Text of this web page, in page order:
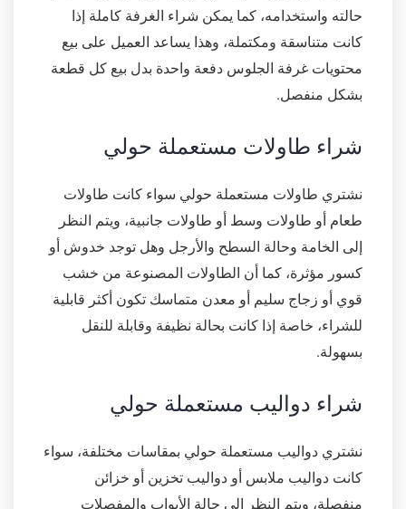
حالته واستخدامه، كما يمكن شراء الغرفة كاملة إذا
كانت متناسقة ومكتملة، وهذا يساعد العميل على بيع
محتويات غرفة الجلوس دفعة واحدة بدل بيع كل قطعة
بشكل منفصل.
شراء طاولات مستعملة حولي
نشتري طاولات مستعملة حولي سواء كانت طاولات
طعام أو طاولات وسط أو طاولات جانبية، ويتم النظر
إلى الخامة وحالة السطح والأرجل وهل توجد خدوش أو
كسور مؤثرة، كما أن الطاولات المصنوعة من خشب
قوي أو زجاج سليم أو معدن متماسك تكون أكثر قابلية
للشراء، خاصة إذا كانت بحالة نظيفة وقابلة للنقل
بسهولة.
شراء دواليب مستعملة حولي
نشتري دواليب مستعملة حولي بمقاسات مختلفة، سواء
كانت دواليب ملابس أو دواليب تخزين أو خزائن
منفصلة، ويتم النظر إلى حالة الأبواب والمفصلات